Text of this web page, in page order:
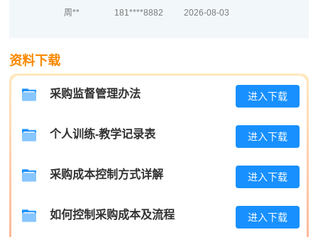
周** 181****8882 2026-08-03
高** 133****8487
王** 181****6311
张** 137****1133
资料下载
采购监督管理办法 进入下载
个人训练-教学记录表 进入下载
采购成本控制方式详解 进入下载
如何控制采购成本及流程 进入下载